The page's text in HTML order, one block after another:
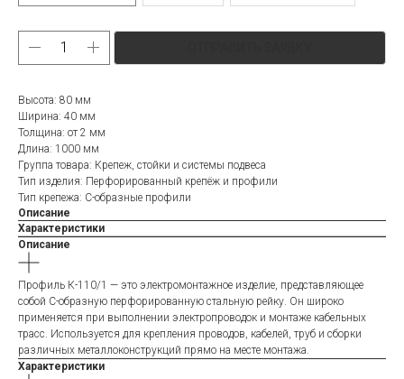
Высота: 80 мм
Ширина: 40 мм
Толщина: от 2 мм
Длина: 1000 мм
Группа товара: Крепеж, стойки и системы подвеса
Тип изделия: Перфорированный крепёж и профили
Тип крепежа: С-образные профили
Описание
Характеристики
Описание
Профиль К-110/1 — это электромонтажное изделие, представляющее
собой С-образную перфорированную стальную рейку. Он широко
применяется при выполнении электропроводок и монтаже кабельных
трасс. Используется для крепления проводов, кабелей, труб и сборки
различных металлоконструкций прямо на месте монтажа.
Характеристики